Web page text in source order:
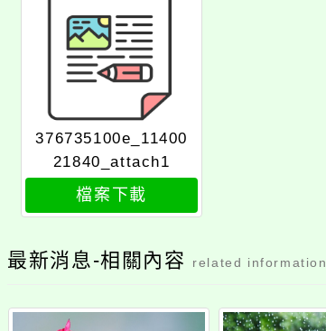
376735100e_11400
21840_attach1
檔案下載
最新消息-相關內容 related information